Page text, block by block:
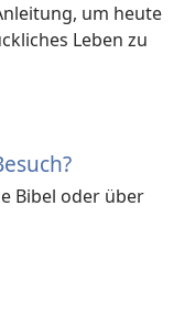
um heute
Leben zu
Bibel oder über